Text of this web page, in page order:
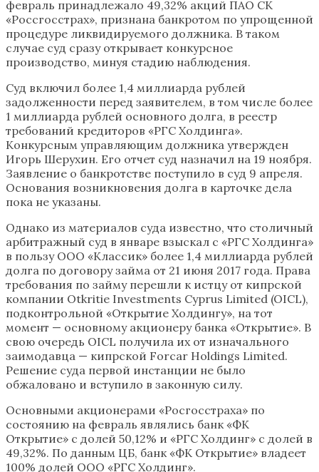
февраль принадлежало 49,32% акций ПАО СК
«Россгосстрах», признана банкротом по упрощенной
процедуре ликвидируемого должника. В таком
случае суд сразу открывает конкурсное
производство, минуя стадию наблюдения.
Суд включил более 1,4 миллиарда рублей
задолженности перед заявителем, в том числе более
1 миллиарда рублей основного долга, в реестр
требований кредиторов «РГС Холдинга».
Конкурсным управляющим должника утвержден
Игорь Шерухин. Его отчет суд назначил на 19 ноября.
Заявление о банкротстве поступило в суд 9 апреля.
Основания возникновения долга в карточке дела
пока не указаны.
Однако из материалов суда известно, что столичный
арбитражный суд в январе взыскал с «РГС Холдинга»
в пользу ООО «Классик» более 1,4 миллиарда рублей
долга по договору займа от 21 июня 2017 года. Права
требования по займу перешли к истцу от кипрской
компании Otkritie Investments Cyprus Limited (OICL),
подконтрольной «Открытие Холдингу», на тот
момент — основному акционеру банка «Открытие». В
свою очередь OICL получила их от изначального
заимодавца — кипрской Forcar Holdings Limited.
Решение суда первой инстанции не было
обжаловано и вступило в законную силу.
Основными акционерами «Росгосстраха» по
состоянию на февраль являлись банк «ФК
Открытие» с долей 50,12% и «РГС Холдинг» с долей в
49,32%. По данным ЦБ, банк «ФК Открытие» владеет
100% долей ООО «РГС Холдинг».